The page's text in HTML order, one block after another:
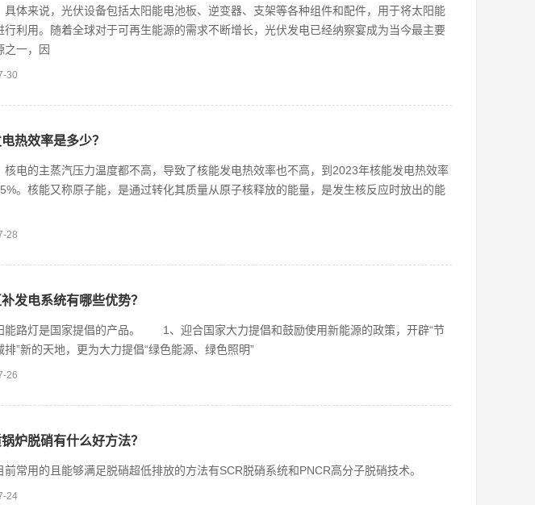
具体来说，光伏设备包括太阳能电池板、逆变器、支架等各种组件和配件，用于将太阳能
行利用。随着全球对于可再生能源的需求不断增长，光伏发电已经纳察宴成为当今最主要
之一，因
30
热效率是多少？
核电的主蒸汽压力温度都不高，导致了核能发电热效率也不高，到2023年核能发电热效率
。核能又称原子能，是通过转化其质量从原子核释放的能量，是发生核反应时放出的能
28
发电系统有哪些优势？
能路灯是国家提倡的产品。 1、迎合国家大力提倡和鼓励使用新能源的政策，开辟“节
排”新的天地，更为大力提倡“绿色能源、绿色照明”
26
炉脱硝有什么好方法？
前常用的且能够满足脱硝超低排放的方法有SCR脱硝系统和PNCR高分子脱硝技术。
24